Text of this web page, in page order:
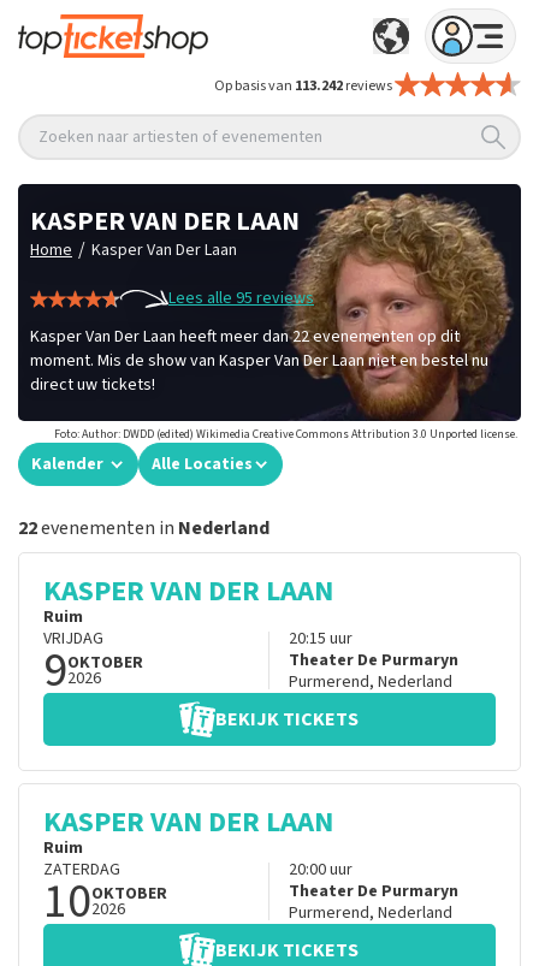
Op basis van 113.242reviews
Zoeken naar artiesten of evenementen
KASPER VAN DER LAAN
Home / Kasper Van Der Laan
Lees alle 95 reviews
Kasper Van Der Laan heeft meer dan 22 evenementen op dit
moment. Mis de show van Kasper Van Der Laan niet en bestel nu
direct uw tickets!
Foto: Author: DWDD (edited) Wikimedia Creative Commons Attribution 3.0 Unported license.
Kalender Alle Locaties
22evenementen in Nederland
KASPER VAN DER LAAN
Ruim
VRIJDAG
9OKTOBER
2026
20:15 uur
Theater De Purmaryn
Purmerend, Nederland
BEKIJK TICKETS
KASPER VAN DER LAAN
Ruim
ZATERDAG
10OKTOBER
2026
20:00uur
Theater De Purmaryn
Purmerend, Nederland
BEKIJK TICKETS